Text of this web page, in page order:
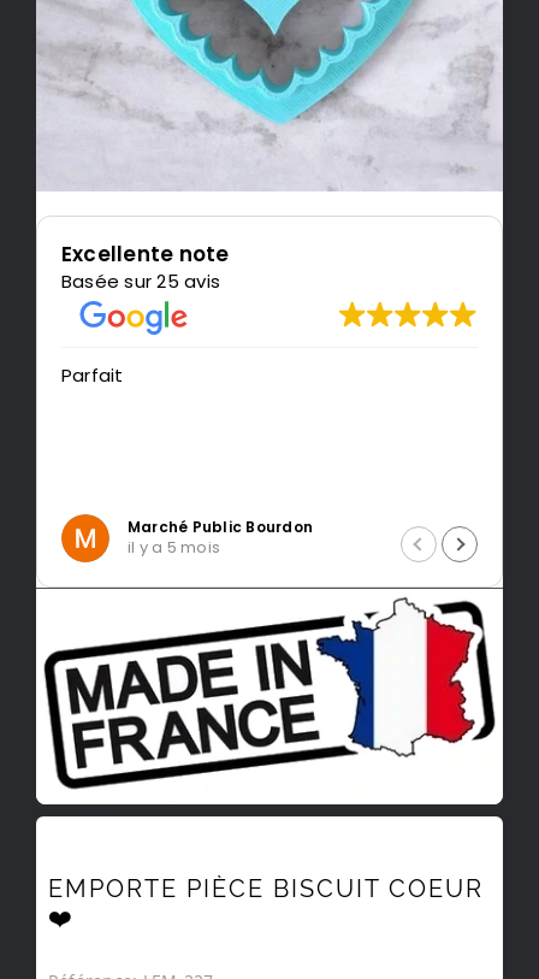
Excellente note
Basée sur 25 avis
Intragest Etude
EMPORTE PIÈCE BISCUIT COEUR
❤️